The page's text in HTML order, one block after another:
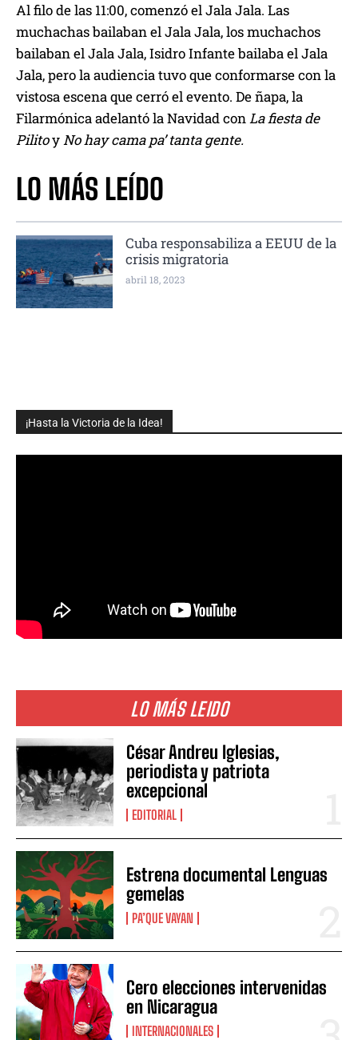
¡Hasta la Victoria de la Idea!
LO MÁS LEIDO
César Andreu Iglesias,
periodista y patriota
excepcional
EDITORIAL
Estrena documental Lenguas
gemelas
PA’QUE VAYAN
Cero elecciones intervenidas
en Nicaragua
INTERNACIONALES
Al filo de las 11:00, comenzó el Jala Jala. Las
muchachas bailaban el Jala Jala, los muchachos
bailaban el Jala Jala, Isidro Infante bailaba el Jala
Jala, pero la audiencia tuvo que conformarse con la
vistosa escena que cerró el evento. De ñapa, la
Filarmónica adelantó la Navidad conLa fiesta de
PilitoyNo hay cama pa’ tanta gente.
LO MÁS LEÍDO
Cuba responsabiliza a EEUU de la
crisis migratoria
abril 18, 2023